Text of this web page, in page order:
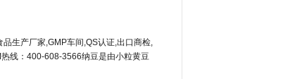
生产厂家,GMP车间,QS认证,出口商检,
线：400-608-3566纳豆是由小粒黄豆
品。